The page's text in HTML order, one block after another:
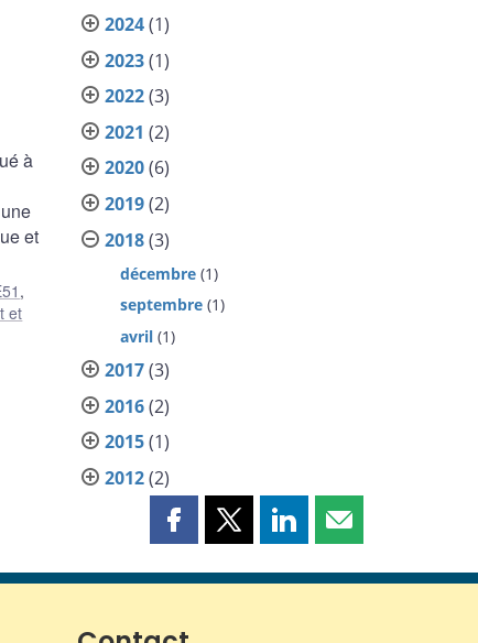
à
et
,
et
2024(1)
2023(1)
2022(3)
2021 (2)
2020(6)
2019(2)
2018(3)
décembre (1)
septembre (1)
avril (1)
2017(3)
2016(2)
2015(1)
2012(2)
Partager
page
Facebook
Partager
page
Partager
page
Partager
page